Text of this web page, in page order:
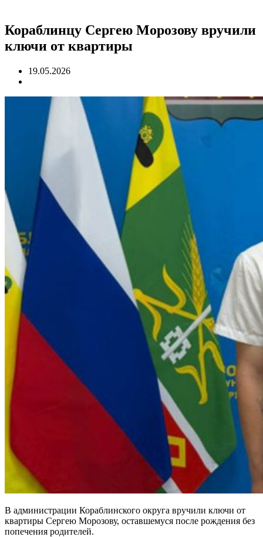
Кораблинцу Сергею Морозову вручили
ключи от квартиры
19.05.2026
В администрации Кораблинского округа вручили ключи от
квартиры Сергею Морозову, оставшемуся после рождения без
попечения родителей.